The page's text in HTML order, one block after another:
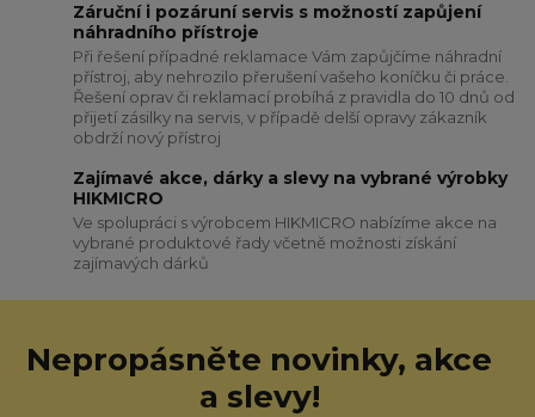
Záruční i pozáruní servis s možností zapůjení
náhradního přístroje
Při řešení případné reklamace Vám zapůjčíme náhradní
přístroj, aby nehrozilo přerušení vašeho koníčku či práce.
Řešení oprav či reklamací probíhá z pravidla do 10 dnů od
přijetí zásilky na servis, v případě delší opravy zákazník
obdrží nový přístroj
Zajímavé akce, dárky a slevy na vybrané výrobky
HIKMICRO
Ve spolupráci s výrobcem HIKMICRO nabízíme akce na
vybrané produktové řady včetně možnosti získání
zajímavých dárků
Nepropásněte novinky, akce
a slevy!